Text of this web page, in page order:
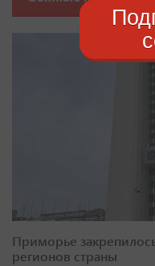
Приморье
регионов страны